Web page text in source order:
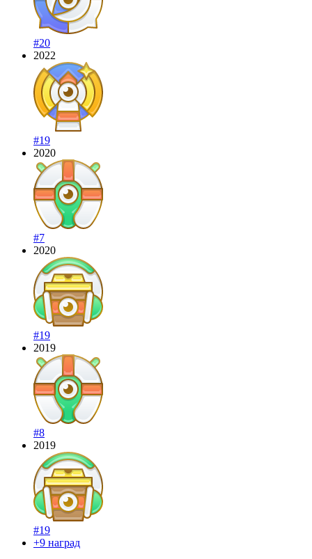
#20
2022
#19
2020
#7
2020
#19
2019
#8
2019
#19
+9 наград